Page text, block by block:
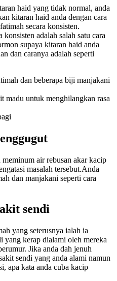
haid yang tidak normal, anda
kitaran haid anda dengan cara
secara konsisten.
adalah salah satu cara
supaya kitaran haid anda
dan caranya adalah seperti
dan beberapa biji manjakani
madu untuk menghilangkan rasa
air rebusan akar kacip
masalah tersebut.Anda
dan manjakani seperti cara
sendi
yang seterusnya ialah ia
yang kerap dialami oleh mereka
Jika anda dah jenuh
sendi yang anda alami namun
apa kata anda cuba kacip